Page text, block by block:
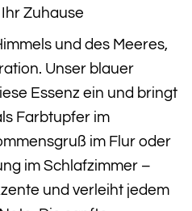
Zuhause
und des Meeres,
Unser blauer
Essenz ein und bringt
Farbtupfer im
im Flur oder
im Schlafzimmer –
und verleiht jedem